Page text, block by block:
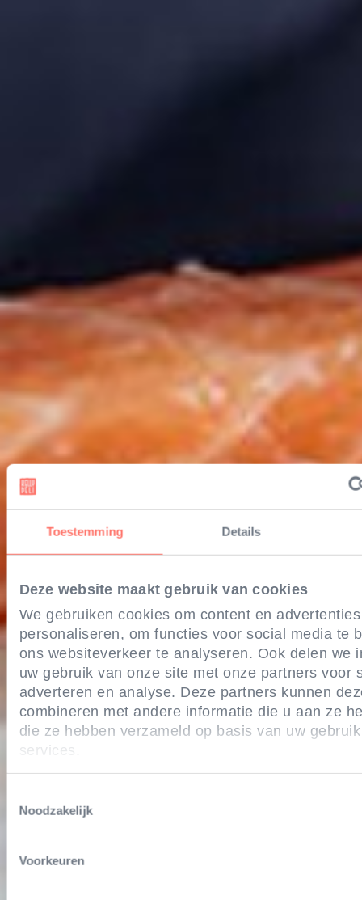
Toestemming Details
Deze website maakt gebruik van cookies
We gebruiken cookies om content en
personaliseren, om functies voor social media te
ons websiteverkeer te analyseren. Ook delen we
uw gebruik van onze site met onze partners voor
adverteren en analyse. Deze partners kunnen
combineren met andere informatie die u aan ze
die ze hebben verzameld op basis van uw
services.
Noodzakelijk
Voorkeuren